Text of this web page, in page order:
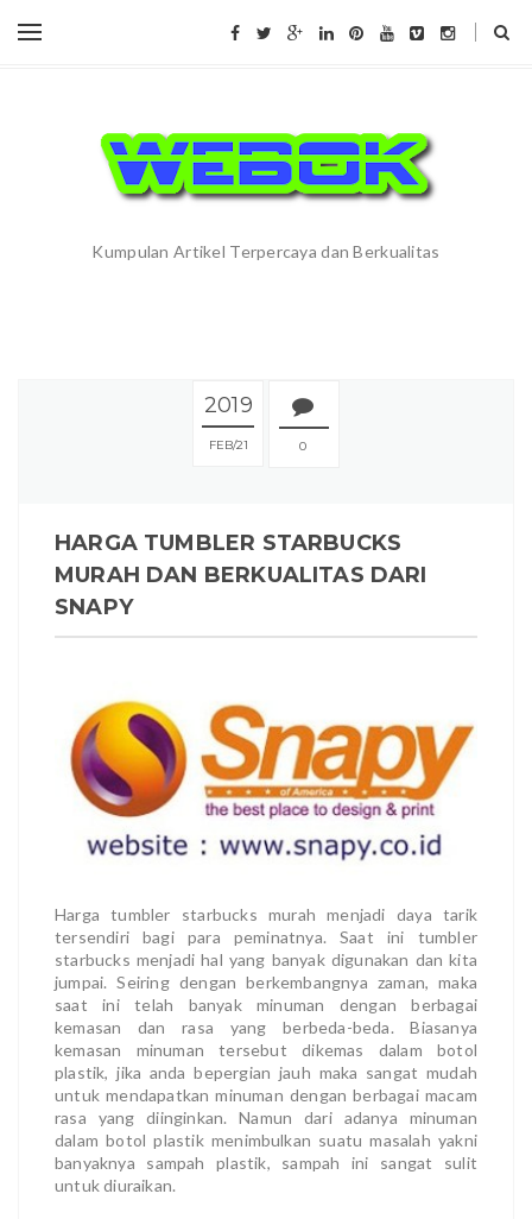
Kumpulan Artikel Terpercaya dan Berkualitas
2019
FEB 21 0
HARGA TUMBLER STARBUCKS
MURAH DAN BERKUALITAS DARI
SNAPY
Harga tumbler starbucks murah menjadi daya tarik
tersendiri bagi para peminatnya. Saat ini tumbler
starbucks menjadi hal yang banyak digunakan dan kita
jumpai. Seiring dengan berkembangnya zaman, maka
saat ini telah banyak minuman dengan berbagai
kemasan dan rasa yang berbeda-beda. Biasanya
kemasan minuman tersebut dikemas dalam botol
plastik, jika anda bepergian jauh maka sangat mudah
untuk mendapatkan minuman dengan berbagai macam
rasa yang diinginkan. Namun dari adanya minuman
dalam botol plastik menimbulkan suatu masalah yakni
banyaknya sampah plastik, sampah ini sangat sulit
untuk diuraikan.